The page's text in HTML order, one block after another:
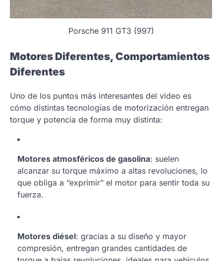
Porsche 911 GT3 (997)
Motores Diferentes, Comportamientos
Diferentes
Uno de los puntos más interesantes del video es
cómo distintas tecnologías de motorización entregan
torque y potencia de forma muy distinta:
Motores atmosféricos de gasolina: suelen
alcanzar su torque máximo a altas revoluciones, lo
que obliga a “exprimir” el motor para sentir toda su
fuerza.
Motores diésel: gracias a su diseño y mayor
compresión, entregan grandes cantidades de